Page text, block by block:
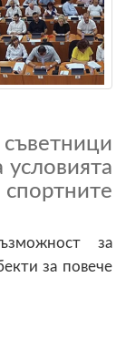
условията
за
за повече